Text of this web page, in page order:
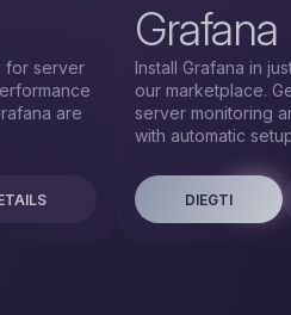
for server
are
Grafana
Install Grafana in
our marketplace.
server monitoring
with automatic
DIEGTI